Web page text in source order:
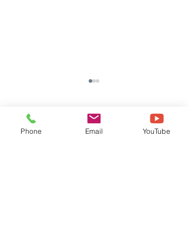
댓글
Phone Email YouTube